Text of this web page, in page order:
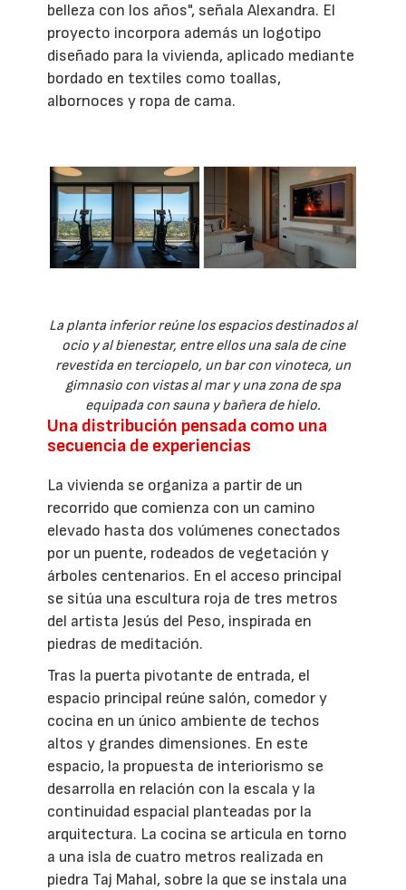
belleza con los años", señala Alexandra. El
proyecto incorpora además un logotipo
diseñado para la vivienda, aplicado mediante
bordado en textiles como toallas,
albornoces y ropa de cama.
La planta inferior reúne los espacios destinados al
ocio y al bienestar, entre ellos una sala de cine
revestida en terciopelo, un bar con vinoteca, un
gimnasio con vistas al mar y una zona de spa
equipada con sauna y bañera de hielo.
Una distribución pensada como una
secuencia de experiencias
La vivienda se organiza a partir de un
recorrido que comienza con un camino
elevado hasta dos volúmenes conectados
por un puente, rodeados de vegetación y
árboles centenarios. En el acceso principal
se sitúa una escultura roja de tres metros
del artista Jesús del Peso, inspirada en
piedras de meditación.
Tras la puerta pivotante de entrada, el
espacio principal reúne salón, comedor y
cocina en un único ambiente de techos
altos y grandes dimensiones. En este
espacio, la propuesta de interiorismo se
desarrolla en relación con la escala y la
continuidad espacial planteadas por la
arquitectura. La cocina se articula en torno
a una isla de cuatro metros realizada en
piedra Taj Mahal, sobre la que se instala una